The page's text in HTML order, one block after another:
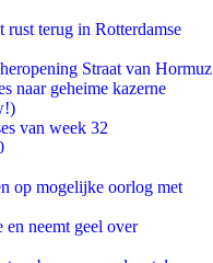
terug in Rotterdamse
Straat van Hormuz
naar geheime kazerne
van week 32
op mogelijke oorlog met
neemt geel over